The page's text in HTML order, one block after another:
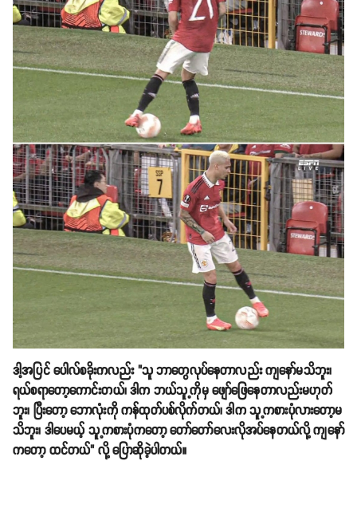
ဒါ့အပြင် ပေါလ်စခိုးကလည်း "သူ ဘာတွေလုပ်နေတာလည်း ကျနော်မသိဘူး၊
ရယ်စရာတော့ကောင်းတယ်၊ ဒါက ဘယ်သူ့ကိုမှ ဖျော်ဖြေနေတာလည်းမဟုတ်
ဘူး၊ ပြီးတော့ ဘောလုံးကို ကန်ထုတ်ပစ်လိုက်တယ်၊ ဒါက သူ့ကစားပုံလားတော့မ
သိဘူး၊ ဒါပေမယ့် သူ့ကစားပုံကတော့ တော်တော်လေးလိုအပ်နေတယ်လို့ ကျနော်
ကတော့ ထင်တယ်" လို့ ပြောဆိုခဲ့ပါတယ်။